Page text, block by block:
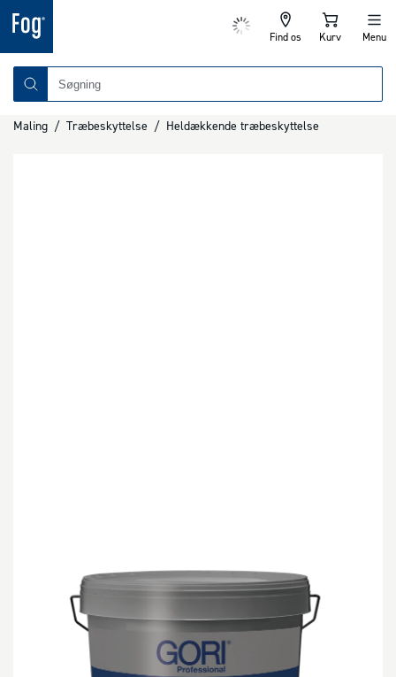
Find os Kurv Menu
Maling / Træbeskyttelse / Heldækkende træbeskyttelse